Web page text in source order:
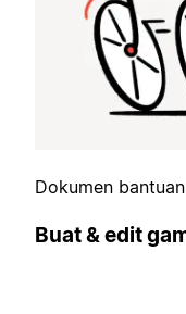
Dokumen bantuan
Buat & edit